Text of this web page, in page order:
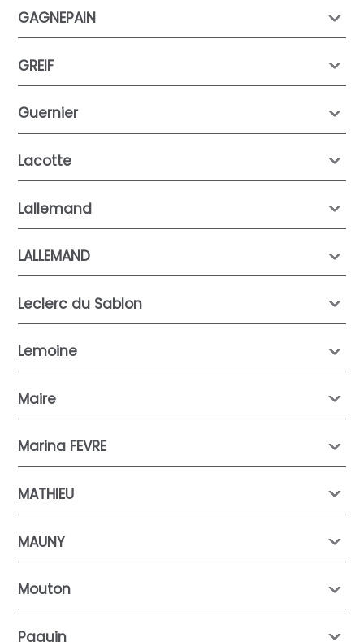
GAGNEPAIN
GREIF
Guernier
Lacotte
Lallemand
LALLEMAND
Leclerc du Sablon
Lemoine
Maire
Marina FEVRE
MATHIEU
MAUNY
Mouton
Paquin